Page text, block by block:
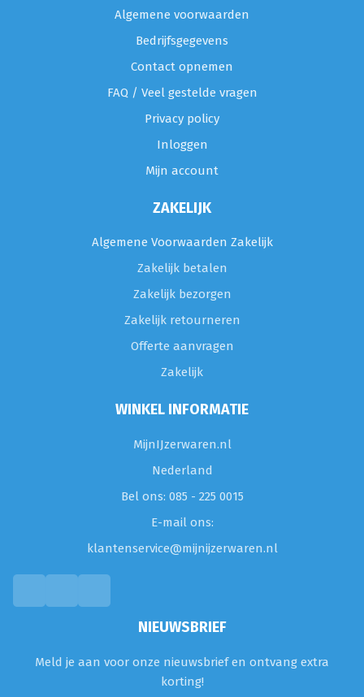
Algemene voorwaarden
Bedrijfsgegevens
Contact opnemen
FAQ / Veel gestelde vragen
Privacy policy
Inloggen
Mijn account
ZAKELIJK
Algemene Voorwaarden Zakelijk
Zakelijk betalen
Zakelijk bezorgen
Zakelijk retourneren
Offerte aanvragen
Zakelijk
WINKEL INFORMATIE
MijnIJzerwaren.nl
Nederland
Bel ons: 085 - 225 0015
E-mail ons:
klantenservice@mijnijzerwaren.nl
NIEUWSBRIEF
Meld je aan voor onze nieuwsbrief en ontvang extra
korting!